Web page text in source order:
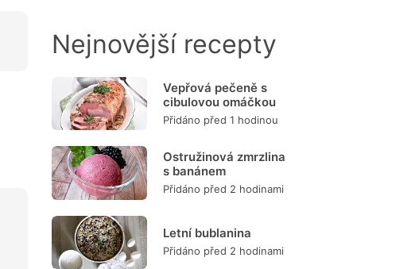
Nejnovější recepty
Vepřová pečeně s
cibulovou omáčkou
Přidáno před 1 hodinou
Ostružinová zmrzlina
s banánem
Přidáno před 2 hodinami
Letní bublanina
Přidáno před 2 hodinami